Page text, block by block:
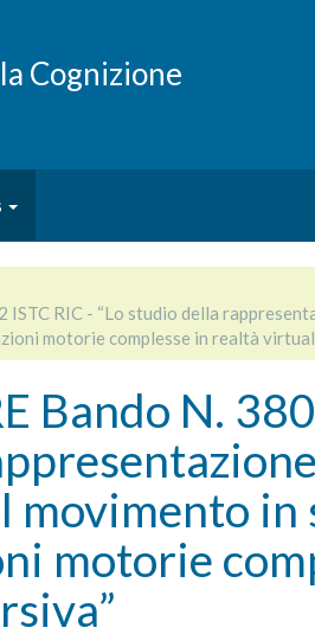
Cognizione
ISTC RIC - “Lo studio della
motorie complesse in realtà
Bando N.
movimento in
motorie